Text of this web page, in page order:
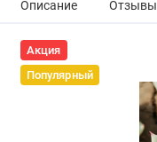
Описание Отзывы
Акция
Популярный